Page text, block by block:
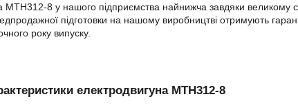
МТН312-8 у нашого підприємства найнижча завдяки великому
підготовки на нашому виробництві отримують
року випуску.
електродвигуна MTH312-8